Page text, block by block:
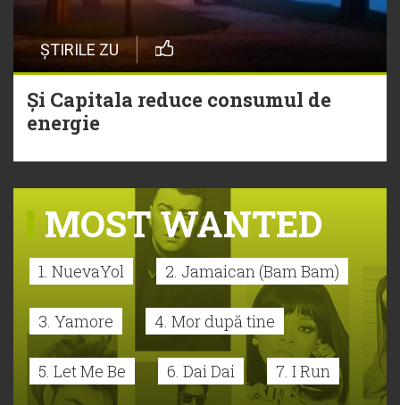
ȘTIRILE ZU
Și Capitala reduce consumul de
energie
MOST WANTED
1. NuevaYol 2. Jamaican (Bam Bam)
3. Yamore 4. Mor după tine
5. Let Me Be 6. Dai Dai 7. I Run